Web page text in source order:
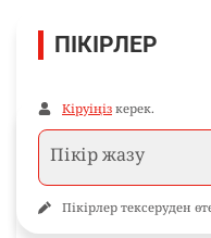
ПІКІРЛЕР
Кіруіңіз керек.
Пікірлер тексеруден